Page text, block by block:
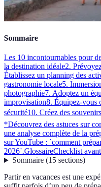
Sommaire
Les 10 incontournables pour
la destination idéale2.
Établissez un planning des
gastronomie locale5.
photographie7. Adoptez un
improvisation8. Équipez-vous
sécurité10. Créez des souvenirs
*Découvrez des astuces sur
une analyse complète de la
sur YouTube : `comment
2026`.GlossaireChecklist
Sommaire(15 sections)
Partir en vacances est une